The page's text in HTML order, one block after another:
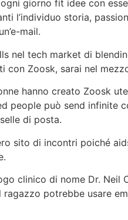
giorno fit idee con
l’individuo storia,
mail.
nel tech market di
con Zoosk, sarai nel
hanno creato Zoosk
people può send infinite
di posta.
sito di incontri poiché
clinico di nome Dr. Neil
potrebbe usare